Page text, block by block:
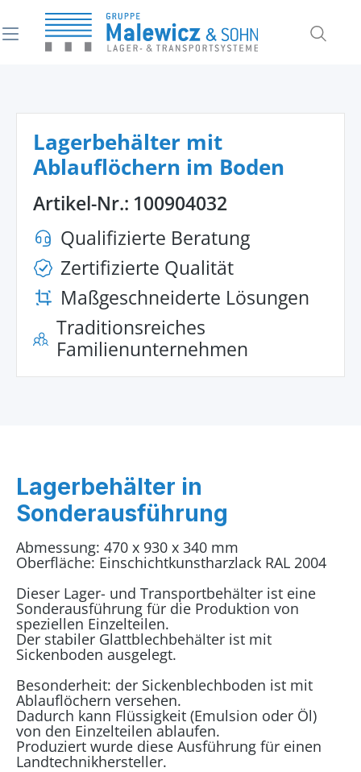
springen
Lagerbehälter mit
Ablauflöchern im Boden
Artikel-Nr.: 100904032
Qualifizierte Beratung
Zertifizierte Qualität
Maßgeschneiderte Lösungen
Traditionsreiches
Familienunternehmen
Lagerbehälter in
Sonderausführung
Abmessung: 470 x 930 x 340 mm
Oberfläche: Einschichtkunstharzlack RAL 2004
Dieser Lager- und Transportbehälter ist eine
Sonderausführung für die Produktion von
speziellen Einzelteilen.
Der stabiler Glattblechbehälter ist mit
Sickenboden ausgelegt.
Besonderheit: der Sickenblechboden ist mit
Ablauflöchern versehen.
Dadurch kann Flüssigkeit (Emulsion oder Öl)
von den Einzelteilen ablaufen.
Produziert wurde diese Ausführung für einen
Landtechnikhersteller.